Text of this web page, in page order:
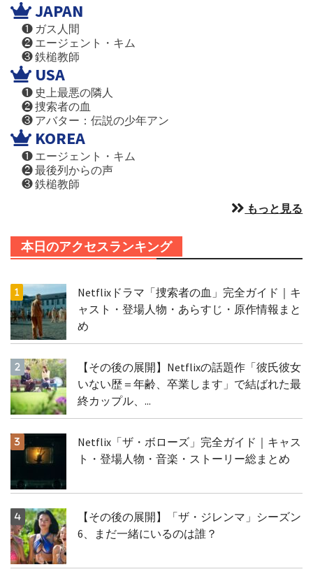
JAPAN
❶ ガス人間
❷ エージェント・キム
❸ 鉄槌教師
USA
❶ 史上最悪の隣人
❷ 捜索者の血
❸ アバター：伝説の少年アン
KOREA
❶ エージェント・キム
❷ 最後列からの声
❸ 鉄槌教師
もっと見る
本日のアクセスランキング
Netflixドラマ「捜索者の血」完全ガイド｜キ
ャスト・登場人物・あらすじ・原作情報まと
め
【その後の展開】Netflixの話題作「彼氏彼女
いない歴＝年齢、卒業します」で結ばれた最
終カップル、...
Netflix「ザ・ボローズ」完全ガイド｜キャス
ト・登場人物・音楽・ストーリー総まとめ
【その後の展開】「ザ・ジレンマ」シーズン
6、まだ一緒にいるのは誰？